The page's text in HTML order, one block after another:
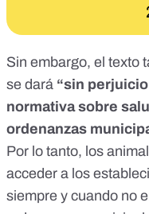
Sin embargo, el texto
se dará “sin perjuicio
normativa sobre
ordenanzas
Por lo tanto, los
acceder a los
siempre y cuando no